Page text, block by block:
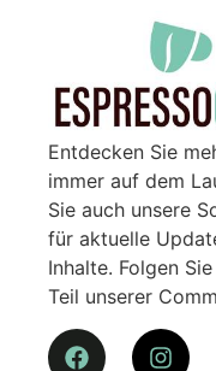
Entdecken Sie
immer auf dem
Sie auch unsere
für aktuelle
Inhalte. Folgen
Teil unserer